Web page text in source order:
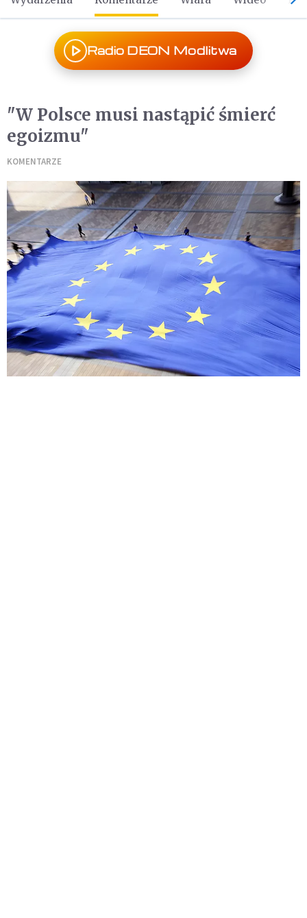
Radio DEON Modlitwa
"W Polsce musi nastąpić śmierć
egoizmu"
KOMENTARZE